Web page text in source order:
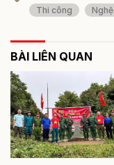
Thi công
BÀI LIÊN QUAN